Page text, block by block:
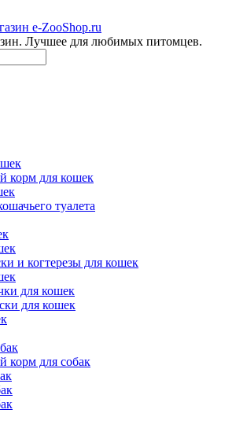
Лучшее для любимых питомцев.
корм для кошек
туалета
и когтерезы для кошек
для кошек
для кошек
корм для собак